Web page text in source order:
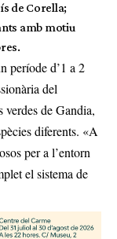
de Corella;
amb motiu
període d’1 a 2
del
verdes de Gandia,
diferents. «A
per a l’entorn
el sistema de